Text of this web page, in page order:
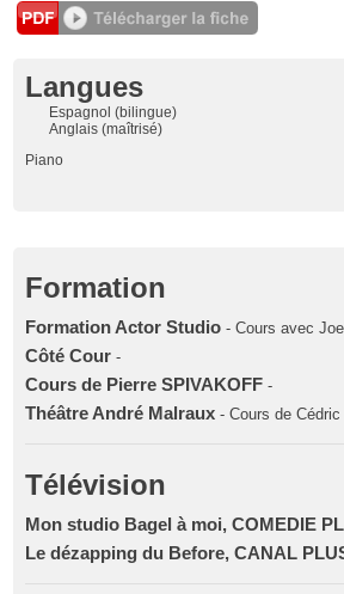
Langues
Espagnol (bilingue)
Anglais (maîtrisé)
Piano
Formation
Formation Actor Studio - Cours avec
Côté Cour -
Cours de Pierre SPIVAKOFF -
Théâtre André Malraux - Cours de
Télévision
Mon studio Bagel à moi, COMEDIE
Le dézapping du Before, CANAL